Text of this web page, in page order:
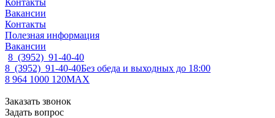
Контакты
Вакансии
Контакты
Полезная информация
Вакансии
8 (3952) 91-40-40
8 (3952) 91-40-40Без обеда и выходных до 18:00
8 964 1000 120MAX
Заказать звонок
Задать вопрос